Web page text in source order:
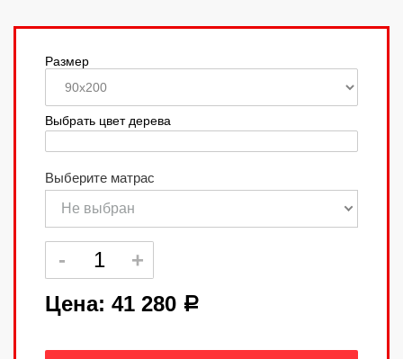
Размер
Выбрать цвет дерева
Выберите матрас
Не выбран
Цена: 41 280 a